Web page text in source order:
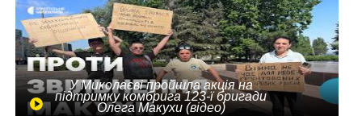
У Миколаєві пройшла акція на
підтримку комбрига 123-ї бригади
Олега Макухи (відео)